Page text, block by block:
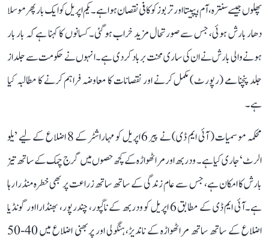
پھلوں جیسے سنترہ، آم، پپیتا اور تربوز کو کافی نقصان ہوا ہے۔ یکم اپریل کو ایک بار پھر موسلا
دھار بارش ہوئی، جس سے صورتحال مزید خراب ہو گئی۔ کسانوں کا کہنا ہے کہ بار بار
ہونے والی بارش نے ان کی ساری محنت برباد کر دی ہے۔ انہوں نے حکومت سے جلد از
جلد پنچنامے (رپورٹ) مکمل کرنے اور نقصانات کا معاوضہ فراہم کرنے کا مطالبہ کیا
ہے۔
محکمہ موسمیات ( آئی ایم ڈی) نے پیر 6 اپریل کو مہاراشٹر کے 8 اضلاع کے لیے ’یلو
الرٹ‘ جاری کیا ہے۔ ودربھ اور مراٹھواڑہ کے کچھ حصوں میں گرج چمک کے ساتھ تیز
بارش کا امکان ہے، جس سے عام زندگی کے ساتھ ساتھ زراعت پر بھی خطرہ منڈرا رہا
ہے۔آئی ایم ڈی کے مطابق 6 اپریل کو ودربھ کے ناگپور، چندرپور، بھنڈارا اور گونڈیا
اضلاع کے ساتھ ساتھ مراٹھواڑہ کے ناندیڑ، ہنگولی اور پربھنی اضلاع میں 40-50